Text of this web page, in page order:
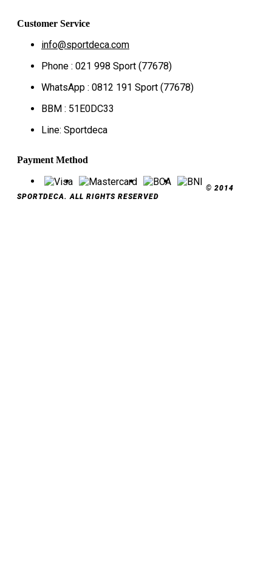
Customer Service
info@sportdeca.com
Phone : 021 998 Sport (77678)
WhatsApp : 0812 191 Sport (77678)
BBM : 51E0DC33
Line: Sportdeca
Payment Method
© 2014
SPORTDECA. ALL RIGHTS RESERVED